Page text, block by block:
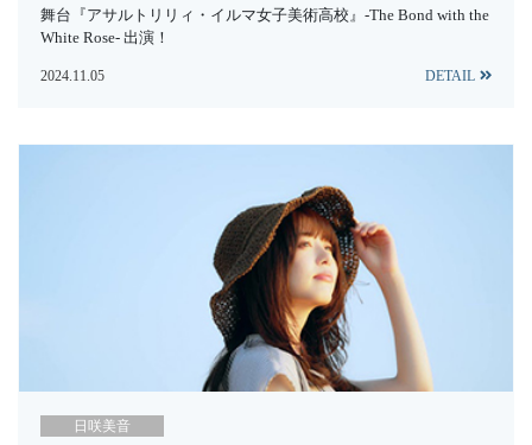
舞台『アサルトリリィ・イルマ女子美術高校』-The Bond with the
White Rose- 出演！
2024.11.05 DETAIL
日咲美音